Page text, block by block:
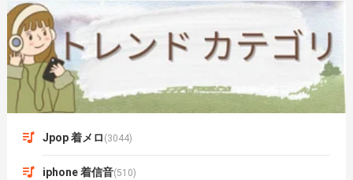
Jpop 着メロ (3044)
iphone 着信音(510)